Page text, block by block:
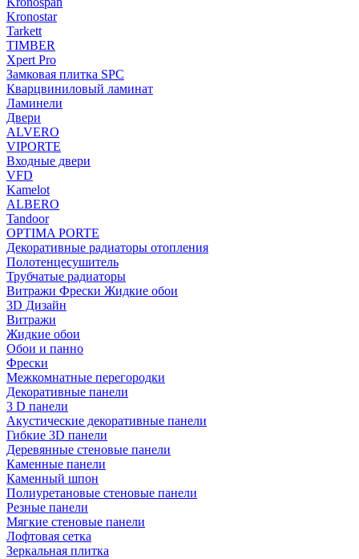
Kronostar
Tarkett
TIMBER
Xpert Pro
Замковая плитка SPC
Кварцвиниловый ламинат
Ламинели
Двери
ALVERO
VIPORTE
Входные двери
VFD
Kamelot
ALBERO
Tandoor
OPTIMA PORTE
Декоративные радиаторы отопления
Полотенцесушитель
Трубчатые радиаторы
Витражи Фрески Жидкие обои
3D Дизайн
Витражи
Жидкие обои
Обои и панно
Фрески
Межкомнатные перегородки
Декоративные панели
3 D панели
Акустические декоративные панели
Гибкие 3D панели
Деревянные стеновые панели
Каменные панели
Каменный шпон
Полиуретановые стеновые панели
Резные панели
Мягкие стеновые панели
Лофтовая сетка
Зеркальная плитка